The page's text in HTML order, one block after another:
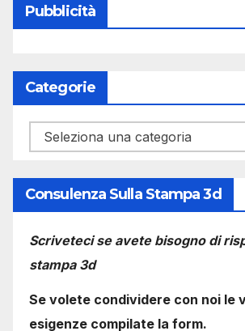
Pubblicità
Categorie
Categorie
Consulenza Sulla Stampa 3d
Scriveteci se avete bisogno di
stampa 3d
Se volete condividere con noi le
esigenze compilate la form.